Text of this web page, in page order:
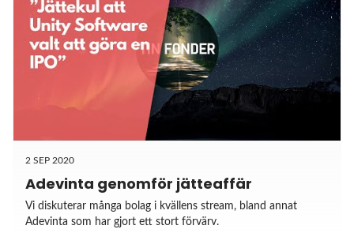
2 SEP 2020
Adevinta genomför jätteaffär
Vi diskuterar många bolag i kvällens stream, bland annat
Adevinta som har gjort ett stort förvärv.